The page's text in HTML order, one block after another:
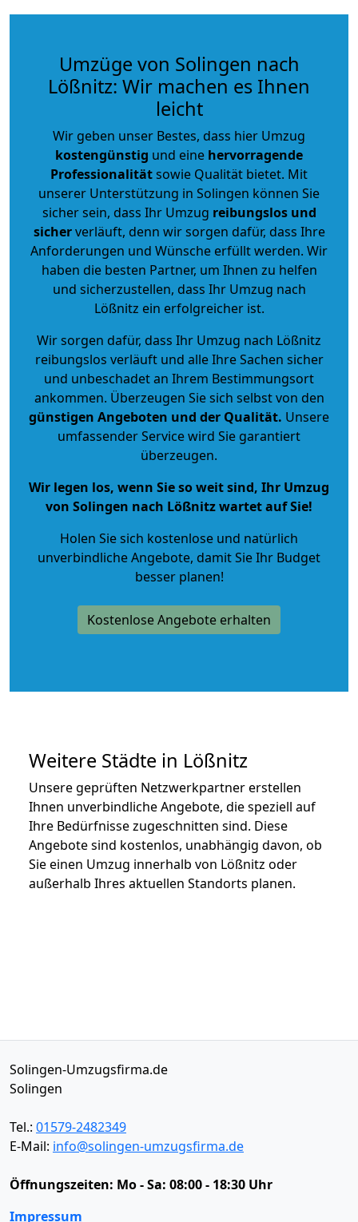
Umzüge von Solingen nach
Lößnitz: Wir machen es Ihnen
leicht
Wir geben unser Bestes, dass hier Umzug
kostengünstig und eine hervorragende
Professionalitätsowie Qualität bietet. Mit
unserer Unterstützung in Solingen können Sie
sicher sein, dass Ihr Umzug reibungslos und
sicherverläuft, denn wir sorgen dafür, dass Ihre
Anforderungen und Wünsche erfüllt werden. Wir
haben die besten Partner, um Ihnen zu helfen
und sicherzustellen, dass Ihr Umzug nach
Lößnitz ein erfolgreicher ist.
Wir sorgen dafür, dass Ihr Umzug nach Lößnitz
reibungslos verläuft und alle Ihre Sachen sicher
und unbeschadet an Ihrem Bestimmungsort
ankommen. Überzeugen Sie sich selbst von den
günstigen Angeboten und der Qualität. Unsere
umfassender Service wird Sie garantiert
überzeugen.
Wir legen los, wenn Sie so weit sind, Ihr Umzug
von Solingen nach Lößnitz wartet auf Sie!
Holen Sie sich kostenlose und natürlich
unverbindliche Angebote, damit Sie Ihr Budget
besser planen!
Kostenlose Angebote erhalten
Weitere Städte in Lößnitz
Unsere geprüften Netzwerkpartner erstellen
Ihnen unverbindliche Angebote, die speziell auf
Ihre Bedürfnisse zugeschnitten sind. Diese
Angebote sind kostenlos, unabhängig davon, ob
Sie einen Umzug innerhalb von Lößnitz oder
außerhalb Ihres aktuellen Standorts planen.
Solingen-Umzugsfirma.de
Solingen
Tel.: 01579-2482349
E-Mail: info@solingen-umzugsfirma.de
Öffnungszeiten: Mo - Sa: 08:00 - 18:30 Uhr
Impressum